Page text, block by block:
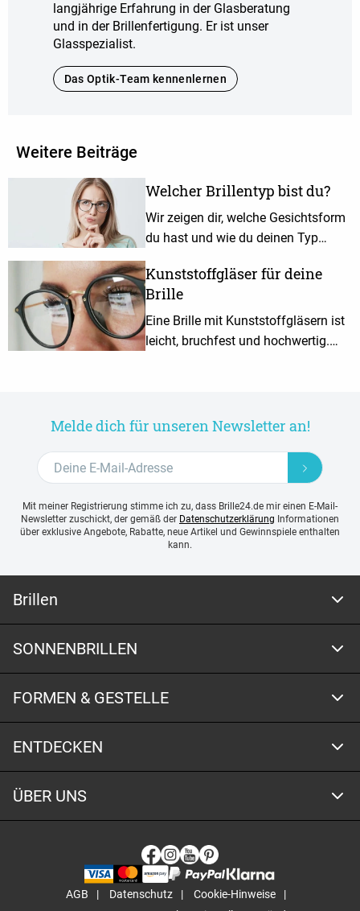
langjährige Erfahrung in der Glasberatung
und in der Brillenfertigung. Er ist unser
Glasspezialist.
Das Optik-Team kennenlernen
Weitere Beiträge
Welcher Brillentyp bist du?
Wir zeigen dir, welche Gesichtsform
du hast und wie du deinen Typ
betonen kannst.
Kunststoffgläser für deine
Brille
Eine Brille mit Kunststoffgläsern ist
leicht, bruchfest und hochwertig.
Melde dich für unseren Newsletter an!
Mit meiner Registrierung stimme ich zu, dass Brille24.de mir einen E-Mail-
Newsletter zuschickt, der gemäß der Datenschutzerklärung Informationen
über exklusive Angebote, Rabatte, neue Artikel und Gewinnspiele enthalten
kann.
Brillen
SONNENBRILLEN
FORMEN & GESTELLE
ENTDECKEN
ÜBER UNS
AGB Datenschutz
Cookie-Hinweise